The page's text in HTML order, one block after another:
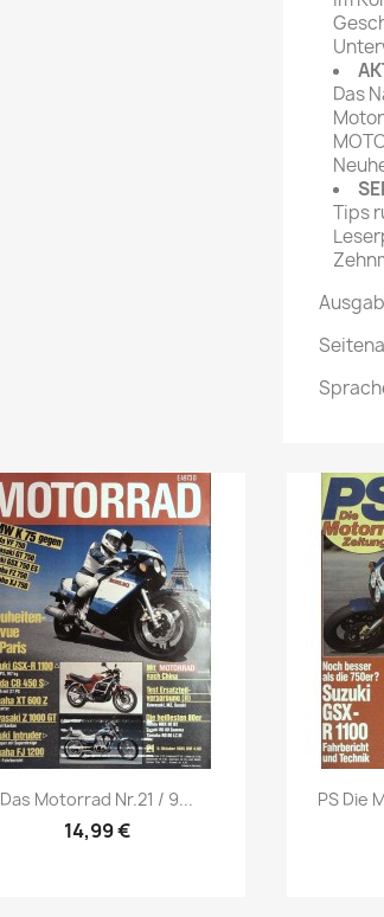
Das
Tips
Vorschau
Das Motorrad Nr.21 / 9...
14,99 €
PS Die